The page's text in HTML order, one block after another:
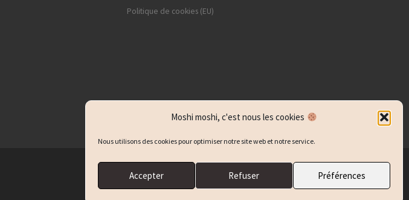
Moshi moshi, c'est nous les cookies
Nous utilisons des cookies pour optimiser notre site web et notre service.
Accepter Refuser Préférences
Politique de cookies (EU)